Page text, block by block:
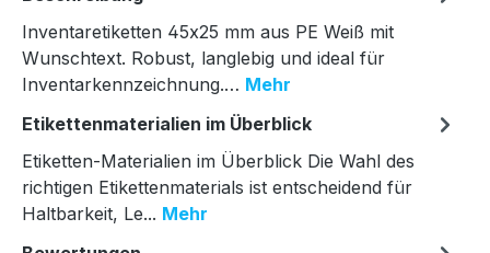
Inventaretiketten 45x25 mm aus PE Weiß mit
Wunschtext. Robust, langlebig und ideal für
Inventarkennzeichnung.… Mehr
Etikettenmaterialien im Überblick
Etiketten-Materialien im Überblick Die Wahl des
richtigen Etikettenmaterials ist entscheidend für
Haltbarkeit, Le... Mehr